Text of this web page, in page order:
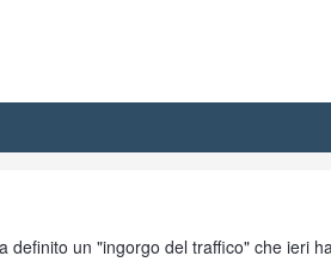
definito un "ingorgo del traffico" che ieri